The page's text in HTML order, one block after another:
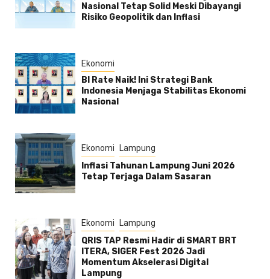
Nasional Tetap Solid Meski Dibayangi
Risiko Geopolitik dan Inflasi
Ekonomi
BI Rate Naik! Ini Strategi Bank
Indonesia Menjaga Stabilitas Ekonomi
Nasional
Ekonomi Lampung
Inflasi Tahunan Lampung Juni 2026
Tetap Terjaga Dalam Sasaran
Ekonomi Lampung
QRIS TAP Resmi Hadir di SMART BRT
ITERA, SIGER Fest 2026 Jadi
Momentum Akselerasi Digital
Lampung